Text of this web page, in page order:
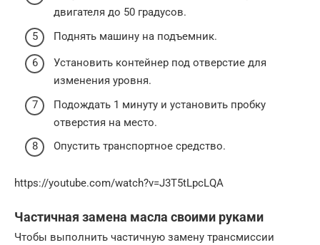
двигателя до 50 градусов.
Поднять машину на подъемник.
Установить контейнер под отверстие для
изменения уровня.
Подождать 1 минуту и установить пробку
отверстия на место.
Опустить транспортное средство.
https://youtube.com/watch?v=J3T5tLpcLQA
Частичная замена масла своими руками
Чтобы выполнить частичную замену трансмиссии